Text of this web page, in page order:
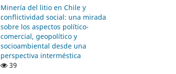
Minería del litio en Chile y
conflictividad social: una mirada
sobre los aspectos político-
comercial, geopolítico y
socioambiental desde una
perspectiva interméstica
39